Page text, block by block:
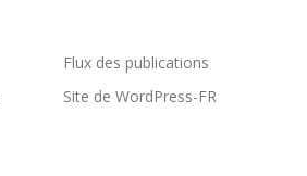
Flux des publications
Site de WordPress-FR